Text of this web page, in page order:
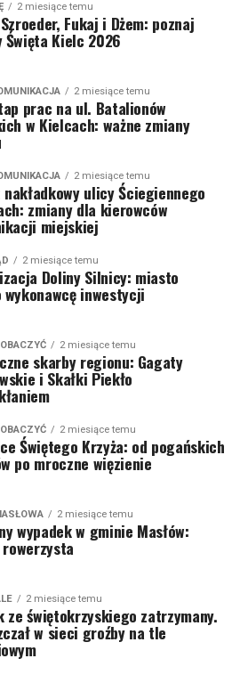
2 miesiące temu
Fukaj i Dżem: poznaj
Święta Kielc 2026
2 miesiące temu
prac na ul. Batalionów
w Kielcach: ważne zmiany
2 miesiące temu
nakładkowy ulicy Ściegiennego
zmiany dla kierowców
miejskiej
2 miesiące temu
Doliny Silnicy: miasto
wykonawcę inwestycji
2 miesiące temu
skarby regionu: Gagaty
i Skałki Piekło
2 miesiące temu
Świętego Krzyża: od pogańskich
po mroczne więzienie
2 miesiące temu
wypadek w gminie Masłów:
2 miesiące temu
ze świętokrzyskiego zatrzymany.
w sieci groźby na tle